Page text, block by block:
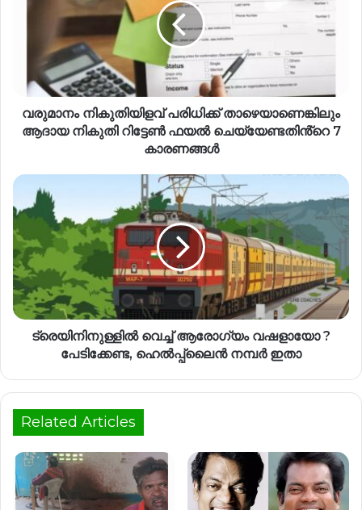
വരുമാനം നികുതിയിളവ് പരിധിക്ക് താഴെയാണെങ്കിലും
ആദായ നികുതി റിട്ടേൺ ഫയൽ ചെയ്യേണ്ടതിൻ്റെ 7
കാരണങ്ങൾ
ട്രെയിനിനുള്ളിൽ വെച്ച് ആരോഗ്യം വഷളായോ ?
പേടിക്കേണ്ട, ഹെൽപ്പ്ലൈൻ നമ്പർ ഇതാ
Related Articles